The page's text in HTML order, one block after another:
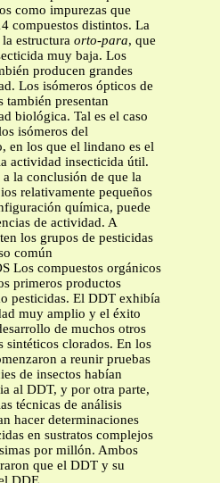
como impurezas que
compuestos distintos. La
estructura orto-para, que
muy baja. Los
producen grandes
Los isómeros ópticos de
también presentan
biológica. Tal es el caso
isómeros del
en los que el lindano es el
actividad insecticida útil.
la conclusión de que la
relativamente pequeños
química, puede
de actividad. A
los grupos de pesticidas
común
Los compuestos orgánicos
primeros productos
pesticidas. El DDT exhibía
muy amplio y el éxito
de muchos otros
sintéticos clorados. En los
a reunir pruebas
de insectos habían
al DDT, y por otra parte,
técnicas de análisis
hacer determinaciones
en sustratos complejos
por millón. Ambos
que el DDT y su